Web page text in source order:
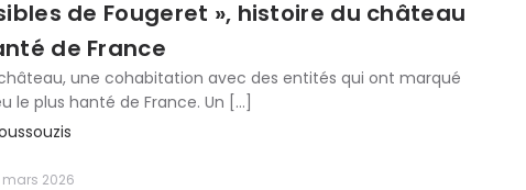
de Fougeret », histoire du château
de France
une cohabitation avec des entités qui ont marqué
le plus hanté de France. Un […]
mars 2026